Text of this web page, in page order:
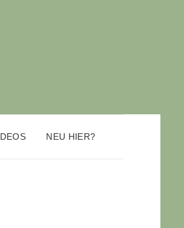
NEU HIER?